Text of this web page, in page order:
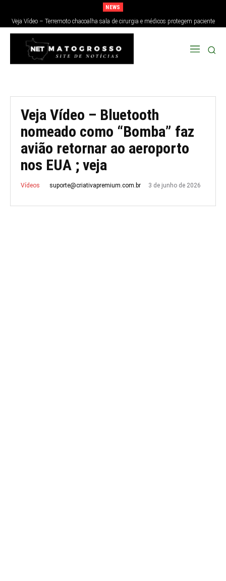
NEWS
Veja Vídeo – Terremoto chacoalha sala de cirurgia e médicos protegem paciente
no Japão; veja
Veja Vídeo – Bluetooth
nomeado como “Bomba” faz
avião retornar ao aeroporto
nos EUA ; veja
Vídeos suporte@criativapremium.com.br 3 de junho de 2026